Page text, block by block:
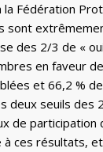
la Fédération
sont
des 2/3 de «
en faveur
et 66,2 %
deux seuils des
de participation
à ces résultats,